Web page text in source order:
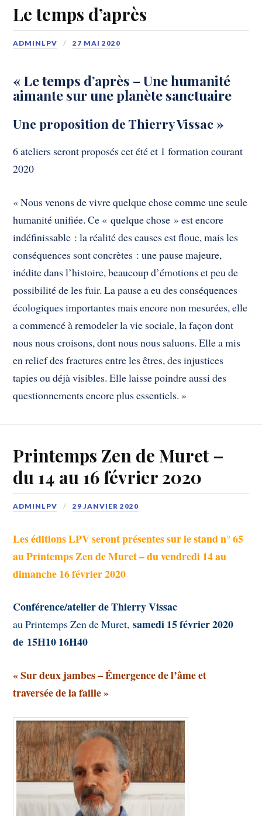
Le temps d’après
ADMINLPV 27 MAI 2020
« Le temps d’après – Une humanité
aimante sur une planète sanctuaire
Une proposition de Thierry Vissac »
6 ateliers seront proposés cet été et 1 formation courant
2020
« Nous venons de vivre quelque chose comme une seule
humanité unifiée. Ce « quelque chose » est encore
indéfinissable : la réalité des causes est floue, mais les
conséquences sont concrètes : une pause majeure,
inédite dans l’histoire, beaucoup d’émotions et peu de
possibilité de les fuir. La pause a eu des conséquences
écologiques importantes mais encore non mesurées, elle
a commencé à remodeler la vie sociale, la façon dont
nous nous croisons, dont nous nous saluons. Elle a mis
en relief des fractures entre les êtres, des injustices
tapies ou déjà visibles. Elle laisse poindre aussi des
questionnements encore plus essentiels. »
Printemps Zen de Muret –
du 14 au 16 février 2020
ADMINLPV 29 JANVIER 2020
Les éditions LPV seront présentes sur le stand n° 65
au Printemps Zen de Muret – du vendredi 14 au
dimanche 16 février 2020
Conférence/atelier de Thierry Vissac
au Printemps Zen de Muret,samedi 15 février 2020
de 15H10 16H40
« Sur deux jambes – Émergence de l’âme et
traversée de la faille »